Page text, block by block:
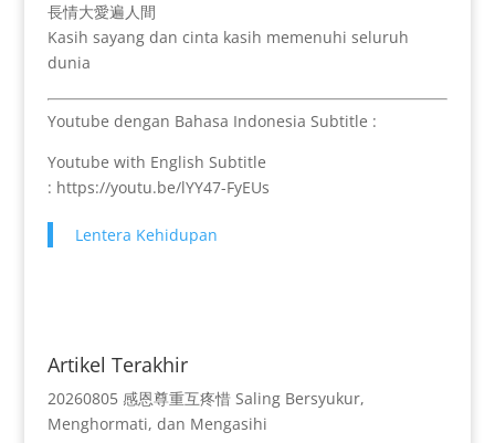
長情大愛遍人間
Kasih sayang dan cinta kasih memenuhi seluruh
dunia
Youtube dengan Bahasa Indonesia Subtitle :
Youtube with English Subtitle
: https://youtu.be/lYY47-FyEUs
Lentera Kehidupan
Artikel Terakhir
20260805 感恩尊重互疼惜 Saling Bersyukur,
Menghormati, dan Mengasihi